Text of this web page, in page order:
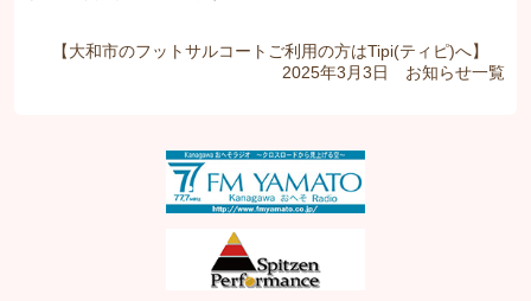
【大和市のフットサルコートご利用の方はTipi(ティピ)へ】
2025年3月3日 お知らせ一覧